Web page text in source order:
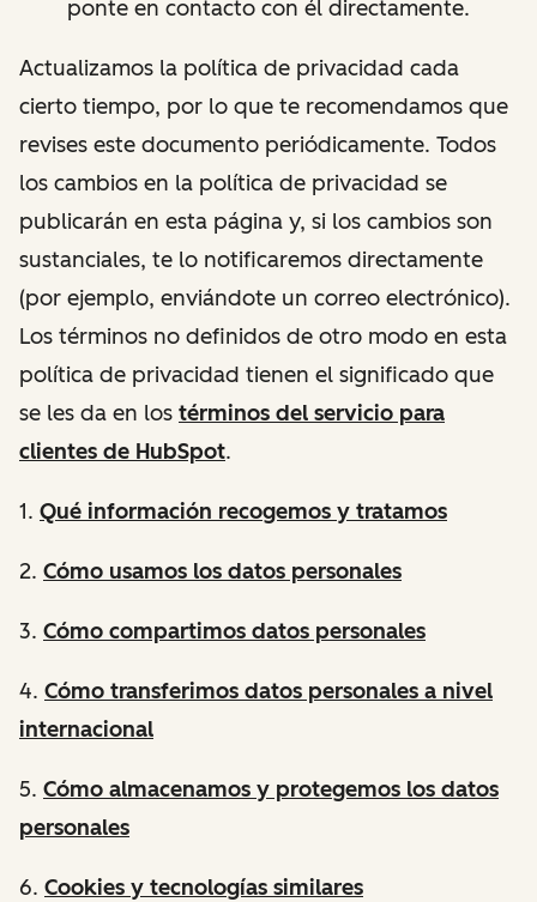
ponte en contacto con él directamente.
Actualizamos la política de privacidad cada
cierto tiempo, por lo que te recomendamos que
revises este documento periódicamente. Todos
los cambios en la política de privacidad se
publicarán en esta página y, si los cambios son
sustanciales, te lo notificaremos directamente
(por ejemplo, enviándote un correo electrónico).
Los términos no definidos de otro modo en esta
política de privacidad tienen el significado que
se les da en los términos del servicio para
clientes de HubSpot.
1. Qué información recogemos y tratamos
2. Cómo usamos los datos personales
3. Cómo compartimos datos personales
4. Cómo transferimos datos personales a nivel
internacional
5. Cómo almacenamos y protegemos los datos
personales
6. Cookies y tecnologías similares